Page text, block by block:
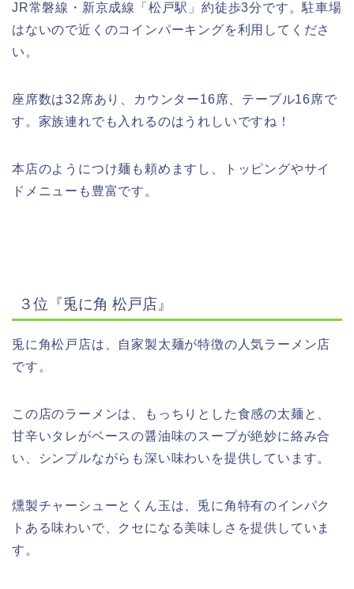
JR常磐線・新京成線「松戸駅」約徒歩3分です。駐車場
はないので近くのコインパーキングを利用してくださ
い。
座席数は32 席あり、カウンター16席、テーブル16席で
す。家族連れでも入れるのはうれしいですね！
本店のようにつけ麺も頼めますし、トッピングやサイ
ドメニューも豊富です。
３位『兎に角 松戸店』
兎に角松戸店は、自家製太麺が特徴の人気ラーメン店
です。
この店のラーメンは、もっちりとした食感の太麺と、
甘辛いタレがベースの醤油味のスープが絶妙に絡み合
い、シンプルながらも深い味わいを提供しています。
燻製チャーシューとくん玉は、兎に角特有のインパク
トある味わいで、クセになる美味しさを提供していま
す。